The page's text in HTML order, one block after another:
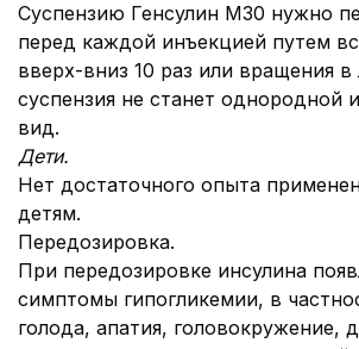
Суспензию Генсулин М30 нужно
перед каждой инъекцией путем
вверх-вниз 10 раз или вращения в
суспензия не станет однородной
вид.
Дети.
Нет достаточного опыта
детям.
Передозировка.
При передозировке инсулина
симптомы гипогликемии, в
голода, апатия,